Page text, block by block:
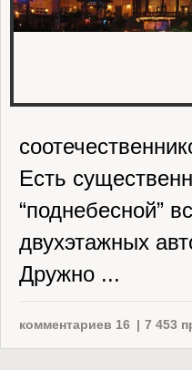
Есть
“поднебесной”
двухэтажных
Дружно ...
комментариев 16 | 7 453